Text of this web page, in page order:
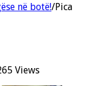
në botë!/Pica
Views